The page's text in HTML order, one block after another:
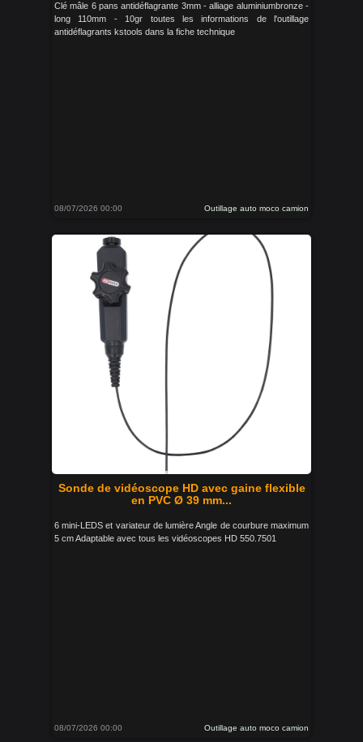
Clé mâle 6 pans antidéflagrante 3mm - alliage aluminiumbronze -
long 110mm - 10gr toutes les informations de l'outillage
antidéflagrants kstools dans la fiche technique
08/07/2026 00:00 Outillage auto moco camion
Sonde de vidéoscope HD avec gaine flexible
en PVC Ø 39 mm...
6 mini-LEDS et variateur de lumière Angle de courbure maximum
5 cm Adaptable avec tous les vidéoscopes HD 550.7501
08/07/2026 00:00 Outillage auto moco camion